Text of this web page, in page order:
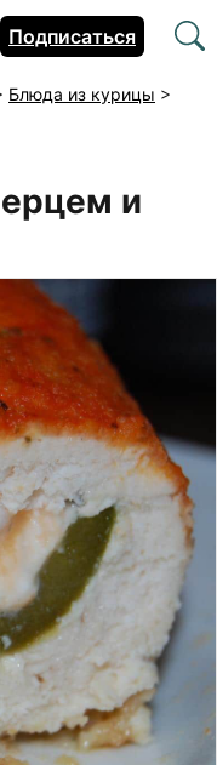
Подписаться
Блюда из курицы >
и